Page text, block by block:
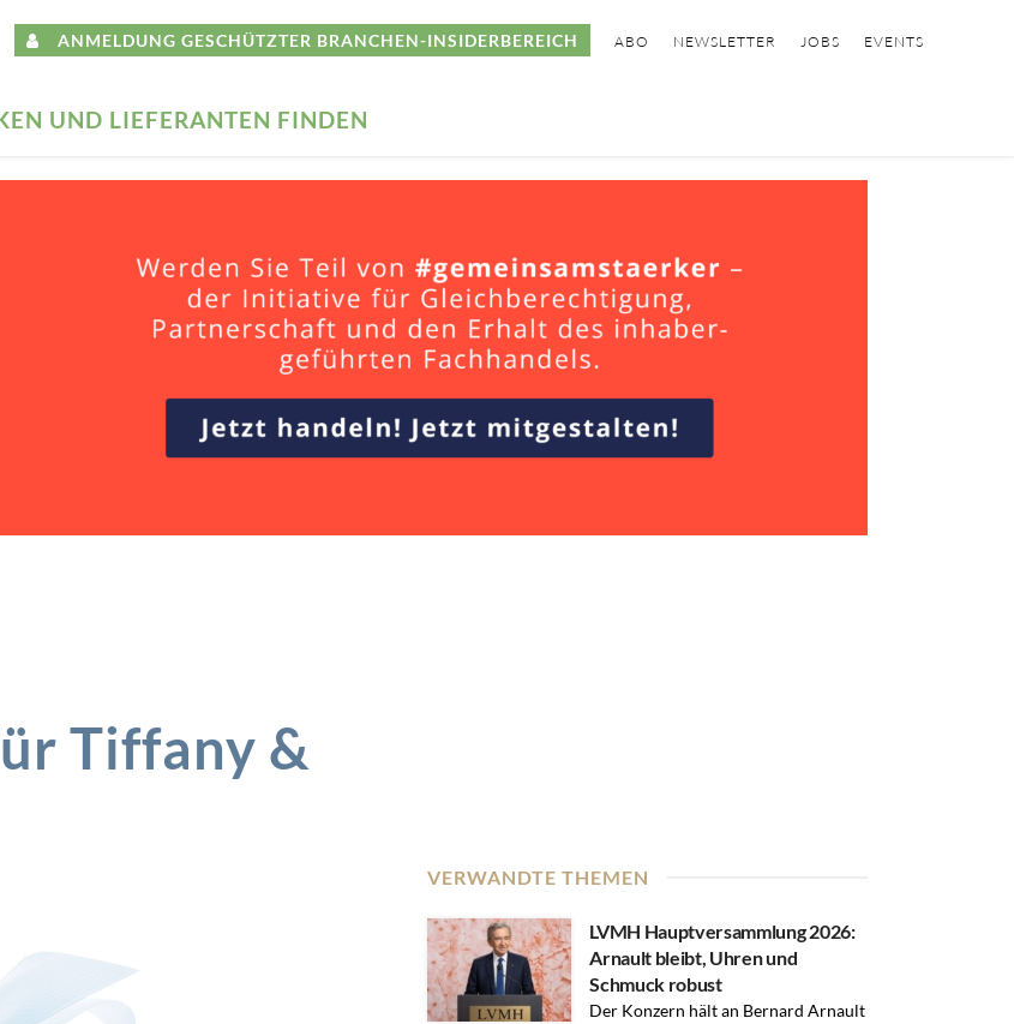
ANMELDUNG GESCHÜTZTER BRANCHEN-INSIDERBEREICH ABO NEWSLETTER JOBS EVENTS
UND LIEFERANTEN FINDEN
Tiffany &
VERWANDTE THEMEN
LVMH Hauptversammlung 2026:
Arnault bleibt, Uhren und
Schmuck robust
Der Konzern hält an Bernard Arnault